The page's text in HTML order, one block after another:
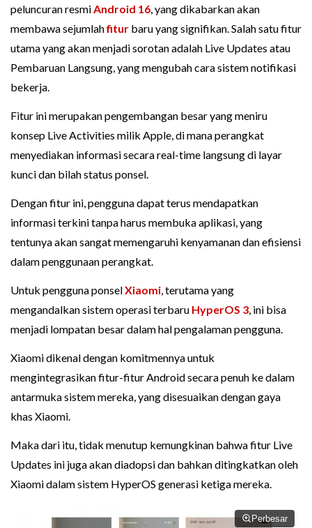
peluncuran resmiAndroid 16, yang dikabarkan akan
membawa sejumlahfitur baru yang signifikan. Salah satu fitur
utama yang akan menjadi sorotan adalah Live Updates atau
Pembaruan Langsung, yang mengubah cara sistem notifikasi
bekerja.
Fitur ini merupakan pengembangan besar yang meniru
konsep Live Activities milik Apple, di mana perangkat
menyediakan informasi secara real-time langsung di layar
kunci dan bilah status ponsel.
Dengan fitur ini, pengguna dapat terus mendapatkan
informasi terkini tanpa harus membuka aplikasi, yang
tentunya akan sangat memengaruhi kenyamanan dan efisiensi
dalam penggunaan perangkat.
Untuk pengguna ponselXiaomi, terutama yang
mengandalkan sistem operasi terbaru HyperOS 3, ini bisa
menjadi lompatan besar dalam hal pengalaman pengguna.
Xiaomi dikenal dengan komitmennya untuk
mengintegrasikan fitur-fitur Android secara penuh ke dalam
antarmuka sistem mereka, yang disesuaikan dengan gaya
khas Xiaomi.
Maka dari itu, tidak menutup kemungkinan bahwa fitur Live
Updates ini juga akan diadopsi dan bahkan ditingkatkan oleh
Xiaomi dalam sistem HyperOS generasi ketiga mereka.
Perbesar